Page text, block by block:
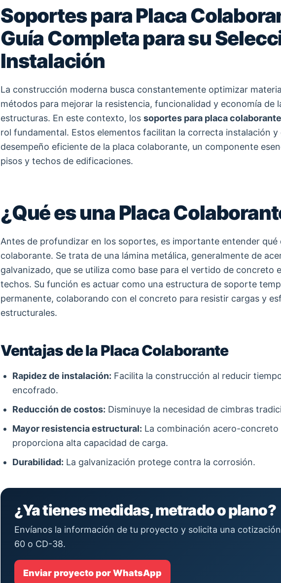
Soportes para Placa
Guía Completa para su
Instalación
La construcción moderna busca constantemente optimizar
métodos para mejorar la resistencia, funcionalidad y economía de
estructuras. En este contexto, los soportes para placa colaborante
rol fundamental. Estos elementos facilitan la correcta instalación y
desempeño eficiente de la placa colaborante, un componente
pisos y techos de edificaciones.
¿Qué es una Placa
Antes de profundizar en los soportes, es importante entender qué
colaborante. Se trata de una lámina metálica, generalmente de
galvanizado, que se utiliza como base para el vertido de concreto
techos. Su función es actuar como una estructura de soporte
permanente, colaborando con el concreto para resistir cargas y
estructurales.
Ventajas de la Placa Colaborante
Rapidez de instalación: Facilita la construcción al reducir
encofrado.
Reducción de costos: Disminuye la necesidad de cimbras
Mayor resistencia estructural: La combinación acero-concreto
proporciona alta capacidad de carga.
Durabilidad: La galvanización protege contra la corrosión.
¿Ya tienes medidas, metrado o plano?
Envíanos la información de tu proyecto y solicita una
60 o CD-38.
Enviar proyecto por WhatsApp